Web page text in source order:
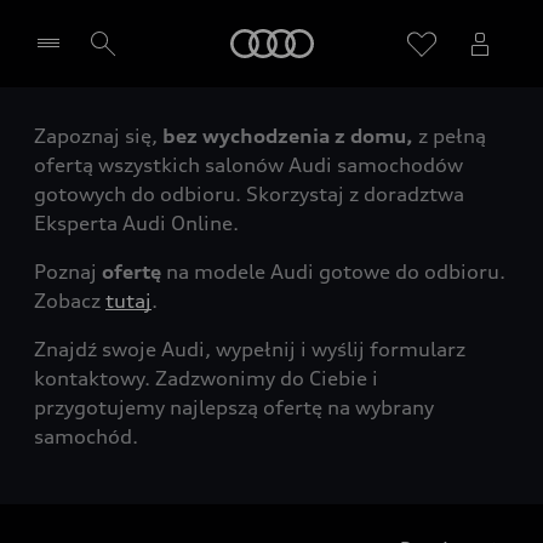
Wybierz Twojego Partnera Audi
Zapoznaj się, bez wychodzenia z domu, z pełną
ofertą wszystkich salonów Audi samochodów
gotowych do odbioru. Skorzystaj z doradztwa
Eksperta Audi Online.
Poznaj ofertę na modele Audi gotowe do odbioru.
Zobacz tutaj.
Znajdź swoje Audi, wypełnij i wyślij formularz
kontaktowy. Zadzwonimy do Ciebie i
przygotujemy najlepszą ofertę na wybrany
samochód.